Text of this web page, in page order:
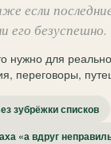
если
его безуспешно.
нужно для
переговоры,
зубрёжки списков
«а вдруг